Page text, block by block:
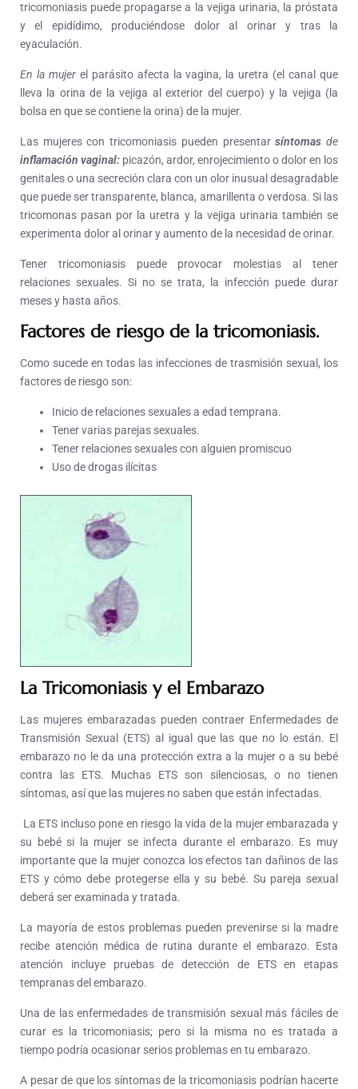
tricomoniasis puede propagarse a la vejiga urinaria, la próstata
y el epidídimo, produciéndose dolor al orinar y tras la
eyaculación.
En la mujerel parásito afecta la vagina, la uretra (el canal que
lleva la orina de la vejiga al exterior del cuerpo) y la vejiga (la
bolsa en que se contiene la orina) de la mujer.
Las mujeres con tricomoniasis pueden presentarsíntomas de
inflamación vaginal: picazón, ardor, enrojecimiento o dolor en los
genitales o una secreción clara con un olor inusual desagradable
que puede ser transparente, blanca, amarillenta o verdosa. Si las
tricomonas pasan por la uretra y la vejiga urinaria también se
experimenta dolor al orinar y aumento de la necesidad de orinar.
Tener tricomoniasis puede provocar molestias al tener
relaciones sexuales. Si no se trata, la infección puede durar
meses y hasta años.
Factores de riesgo de la tricomoniasis.
Como sucede en todas las infecciones de trasmisión sexual, los
factores de riesgo son:
Inicio de relaciones sexuales a edad temprana.
Tener varias parejas sexuales.
Tener relaciones sexuales con alguien promiscuo
Uso de drogas ilícitas
La Tricomoniasis y el Embarazo
Las mujeres embarazadas pueden contraer Enfermedades de
Transmisión Sexual (ETS) al igual que las que no lo están. El
embarazo no le da una protección extra a la mujer o a su bebé
contra las ETS. Muchas ETS son silenciosas, o no tienen
síntomas, así que las mujeres no saben que están infectadas.
La ETS incluso pone en riesgo la vida de la mujer embarazada y
su bebé si la mujer se infecta durante el embarazo. Es muy
importante que la mujer conozca los efectos tan dañinos de las
ETS y cómo debe protegerse ella y su bebé. Su pareja sexual
deberá ser examinada y tratada.
La mayoría de estos problemas pueden prevenirse si la madre
recibe atención médica de rutina durante el embarazo. Esta
atención incluye pruebas de detección de ETS en etapas
tempranas del embarazo.
Una de las enfermedades de transmisión sexual más fáciles de
curar es la tricomoniasis; pero si la misma no es tratada a
tiempo podría ocasionar serios problemas en tu embarazo.
A pesar de que los síntomas de la tricomoniasis podrían hacerte